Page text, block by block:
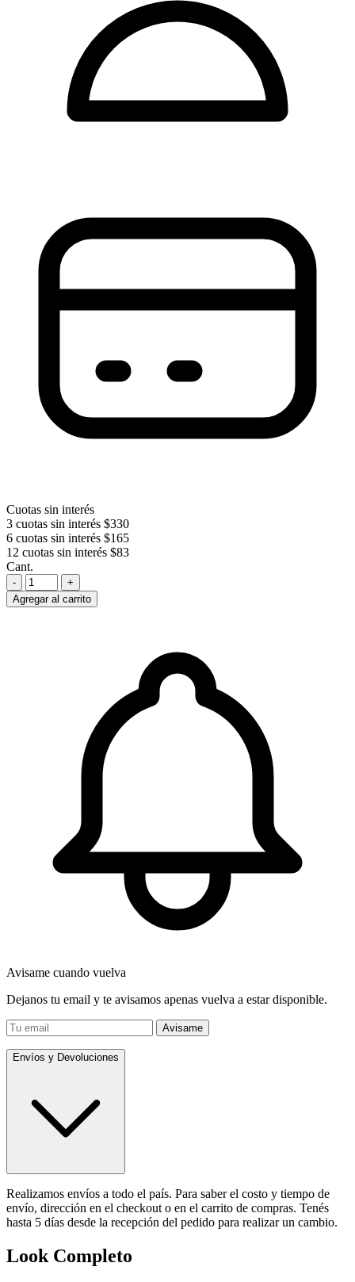
Cuotas sin interés
3 cuotas sin interés $330
6 cuotas sin interés $165
12 cuotas sin interés $83
Cant.
-
+
Agregar al carrito
Avisame cuando vuelva
Dejanos tu email y te avisamos apenas vuelva a estar disponible.
Avisame
Envíos y Devoluciones
Realizamos envíos a todo el país. Para saber el costo y tiempo de
envío, dirección en el checkout o en el carrito de compras. Tenés
hasta 5 días desde la recepción del pedido para realizar un cambio.
Look Completo